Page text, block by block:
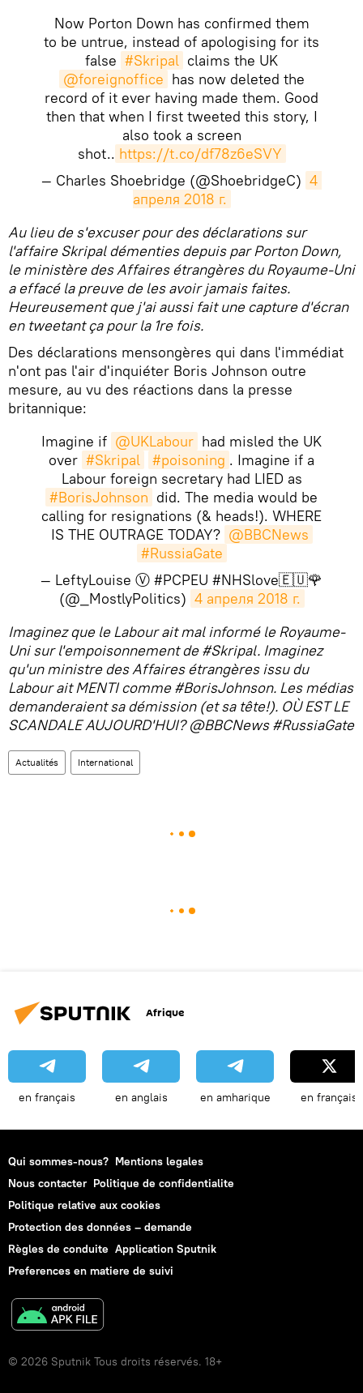
Now Porton Down has confirmed them
to be untrue, instead of apologising for its
false #Skripal claims the UK
@foreignoffice has now deleted the
record of it ever having made them. Good
then that when I first tweeted this story, I
also took a screen
shot.. https://t.co/df78z6eSVY
— Charles Shoebridge (@ShoebridgeC) 4
апреля 2018 г.
Au lieu de s'excuser pour des déclarations sur
l'affaire Skripal démenties depuis par Porton Down,
le ministère des Affaires étrangères du Royaume-Uni
a effacé la preuve de les avoir jamais faites.
Heureusement que j'ai aussi fait une capture d'écran
en tweetant ça pour la 1re fois.
Des déclarations mensongères qui dans l'immédiat
n'ont pas l'air d'inquiéter Boris Johnson outre
mesure, au vu des réactions dans la presse
britannique:
Imagine if @UKLabour had misled the UK
over #Skripal #poisoning . Imagine if a
Labour foreign secretary had LIED as
#BorisJohnson did. The media would be
calling for resignations (& heads!). WHERE
IS THE OUTRAGE TODAY? @BBCNews
#RussiaGate
— LeftyLouise Ⓥ #PCPEU #NHSlove🇪🇺🌹
(@_MostlyPolitics) 4 апреля 2018 г.
Imaginez que le Labour ait mal informé le Royaume-
Uni sur l'empoisonnement de #Skripal. Imaginez
qu'un ministre des Affaires étrangères issu du
Labour ait MENTI comme #BorisJohnson. Les médias
demanderaient sa démission (et sa tête!). OÙ EST LE
SCANDALE AUJOURD'HUI? @BBCNews #RussiaGate
Actualités International
Afrique
en français en anglais en amharique en français
Qui sommes-nous? Mentions legales
Nous contacter Politique de confidentialite
Politique relative aux cookies
Protection des données – demande
Règles de conduite Application Sputnik
Preferences en matiere de suivi
© 2026 Sputnik Tous droits réservés. 18+